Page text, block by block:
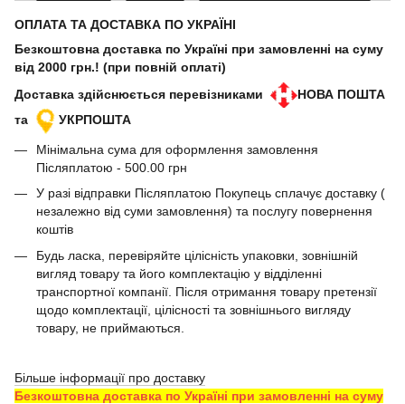
ОПЛАТА ТА ДОСТАВКА ПО УКРАЇНІ
Безкоштовна доставка по Україні при замовленні на суму
від 2000 грн.! (при повній оплаті)
Доставка здійснюється перевізниками
НОВА ПОШТА
та
УКРПОШТА
Мінімальна сума для оформлення замовлення
Післяплатою - 500.00 грн
У разі відправки Післяплатою Покупець сплачує доставку (
незалежно від суми замовлення) та послугу повернення
коштів
Будь ласка, перевіряйте цілісність упаковки, зовнішній
вигляд товару та його комплектацію у відділенні
транспортної компанії. Після отримання товару претензії
щодо комплектації, цілісності та зовнішнього вигляду
товару, не приймаються.
Більше інформації про доставку
Безкоштовна доставка по Україні при замовленні на суму